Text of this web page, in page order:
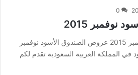
0
2015
عروض الصندوق الأسود نوفمبر 2015 عروض الصندوق الأسود نوفمبر
في المملكة العربية السعودية تقدم لكم